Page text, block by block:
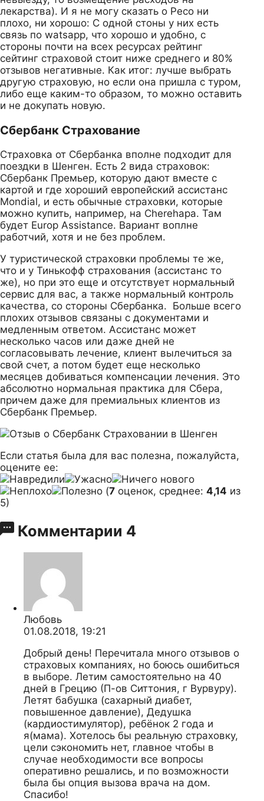
лекарства). И я не могу сказать о Ресо ни
плохо, ни хорошо: С одной стоны у них есть
связь по watsapp, что хорошо и удобно, с
стороны почти на всех ресурсах рейтинг
сейтинг страховой стоит ниже среднего и 80%
отзывов негативные. Как итог: лучше выбрать
другую страховую, но если она пришла с туром,
либо еще каким-то образом, то можно оставить
и не докупать новую.
Сбербанк Страхование
Страховка от Сбербанка вполне подходит для
поездки в Шенген. Есть 2 вида страховок:
Сбербанк Премьер, которую дают вместе с
картой и где хороший европейский ассистанс
Mondial, и есть обычные страховки, которые
можно купить, например, на Cherehapa. Там
будет Europ Assistance. Вариант воплне
работчий, хотя и не без проблем.
У туристической страховки проблемы те же,
что и у Тинькофф страхования (ассистанс то
же), но при это еще и отсутствует нормальный
сервис для вас, а также нормальный контроль
качества, со стороны Сбербанка. Больше всего
плохих отзывов связаны с документами и
медленным ответом. Ассистанс может
несколько часов или даже дней не
согласовывать лечение, клиент вылечиться за
свой счет, а потом будет еще несколько
месяцев добиваться компенсации лечения. Это
абсолютно нормальная практика для Сбера,
причем даже для премиальных клиентов из
Сбербанк Премьер.
Если статья была для вас полезна, пожалуйста,
оцените ее:
(7 оценок, среднее: 4,14 из
5)
Комментарии 4
Любовь
01.08.2018, 19:21
Добрый день! Перечитала много отзывов о
страховых компаниях, но боюсь ошибиться
в выборе. Летим самостоятельно на 40
дней в Грецию (П-ов Ситтония, г Вурвуру).
Летят бабушка (сахарный диабет,
повышенное давление), Дедушка
(кардиостимулятор), ребёнок 2 года и
я(мама). Хотелось бы реальную страховку,
цели сэкономить нет, главное чтобы в
случае необходимости все вопросы
оперативно решались, и по возможности
была бы опция вызова врача на дом.
Спасибо!